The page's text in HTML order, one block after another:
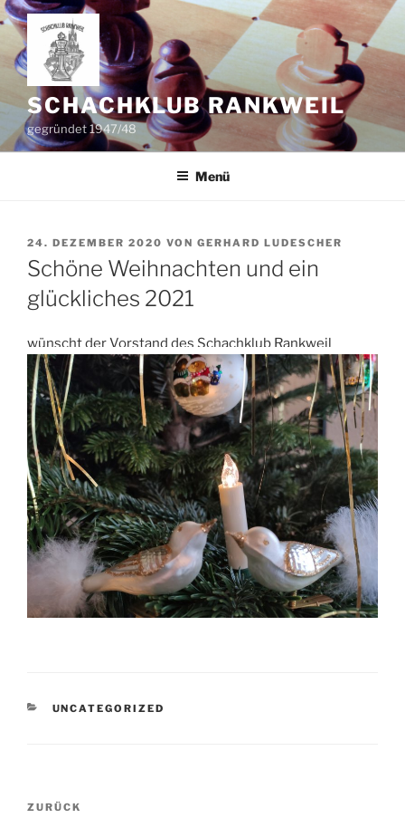
Zum
Inhalt
springen
SCHACHKLUB RANKWEIL
gegründet 1947/48
Menü
VERÖFFENTLICHT
AM
24. DEZEMBER 2020 VON GERHARD LUDESCHER
Schöne Weihnachten und ein
glückliches 2021
wünscht der Vorstand des Schachklub Rankweil
KATEGORIEN
UNCATEGORIZED
Beitragsnavigation
Vorheriger
ZURÜCK